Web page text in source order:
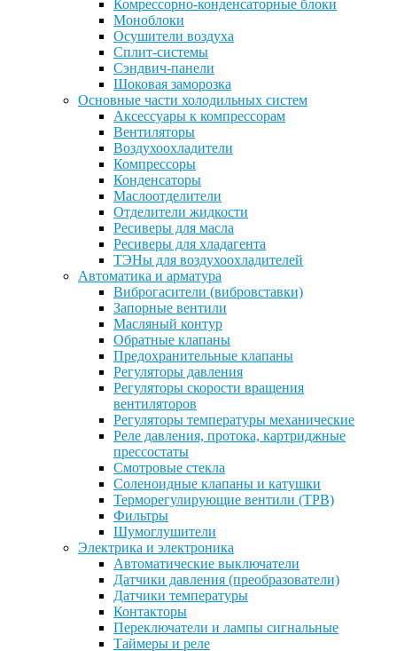
Комрессорно-конденсаторные блоки
Моноблоки
Осушители воздуха
Сплит-системы
Сэндвич-панели
Шоковая заморозка
Основные части холодильных систем
Аксессуары к компрессорам
Вентиляторы
Воздухоохладители
Компрессоры
Конденсаторы
Маслоотделители
Отделители жидкости
Ресиверы для масла
Ресиверы для хладагента
ТЭНы для воздухоохладителей
Автоматика и арматура
Виброгасители (вибровставки)
Запорные вентили
Масляный контур
Обратные клапаны
Предохранительные клапаны
Регуляторы давления
Регуляторы скорости вращения
вентиляторов
Регуляторы температуры механические
Реле давления, протока, картриджные
прессостаты
Смотровые стекла
Соленоидные клапаны и катушки
Терморегулирующие вентили (ТРВ)
Фильтры
Шумоглушители
Электрика и электроника
Автоматические выключатели
Датчики давления (преобразователи)
Датчики температуры
Контакторы
Переключатели и лампы сигнальные
Таймеры и реле